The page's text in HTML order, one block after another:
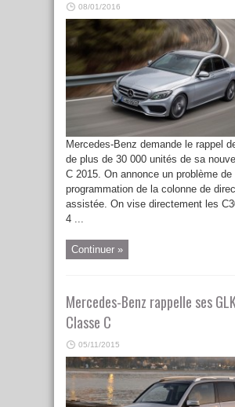
08/01/2016
Mercedes-Benz demande le rappel
de plus de 30 000 unités de sa
C 2015. On annonce un problème de
programmation de la colonne de
assistée. On vise directement les
4 ...
Continuer »
Mercedes-Benz rappelle ses
Classe C
05/11/2015